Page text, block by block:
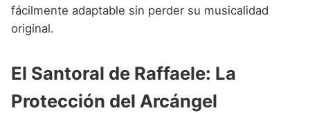
fácilmente adaptable sin perder su musicalidad
original.
El Santoral de Raffaele: La
Protección del Arcángel